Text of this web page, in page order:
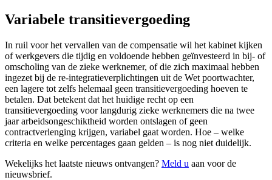
Variabele transitievergoeding
In ruil voor het vervallen van de compensatie wil het kabinet kijken
of werkgevers die tijdig en voldoende hebben geïnvesteerd in bij- of
omscholing van de zieke werknemer, of die zich maximaal hebben
ingezet bij de re-integratieverplichtingen uit de Wet poortwachter,
een lagere tot zelfs helemaal geen transitievergoeding hoeven te
betalen. Dat betekent dat het huidige recht op een
transitievergoeding voor langdurig zieke werknemers die na twee
jaar arbeidsongeschiktheid worden ontslagen of geen
contractverlenging krijgen, variabel gaat worden. Hoe – welke
criteria en welke percentages gaan gelden – is nog niet duidelijk.
Wekelijks het laatste nieuws ontvangen? Meld u aan voor de
nieuwsbrief.